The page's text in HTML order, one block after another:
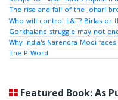
The rise and fall of the Johari
Who will control L&T? Birlas or
Gorkhaland struggle may not
Why India's Narendra Modi
The P Word
Featured Book: As